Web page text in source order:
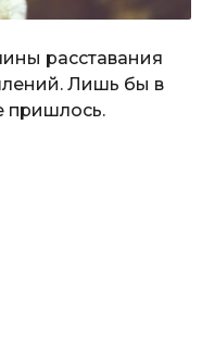
расставания
Лишь бы в
пришлось.